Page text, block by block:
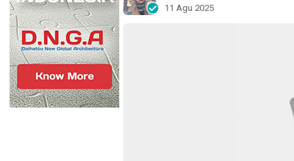
11 Agu 2025